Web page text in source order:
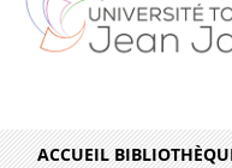
ACCUEIL